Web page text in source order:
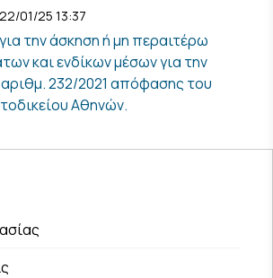
01/25 13:37
την άσκηση ή μη περαιτέρω
και ενδίκων μέσων για την
232/2021 απόφασης του
Αθηνών.